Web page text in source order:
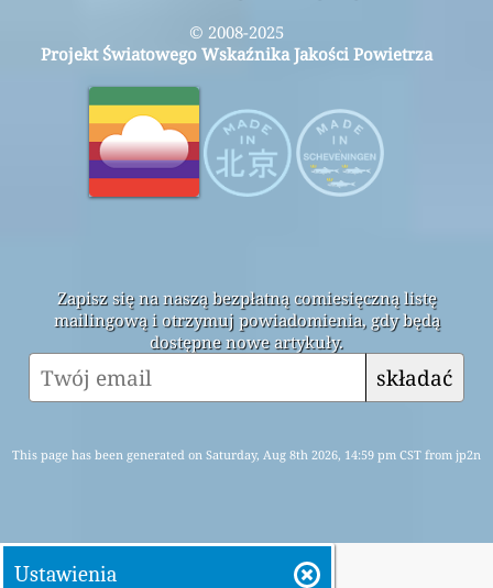
© 2008-2025
Projekt Światowego Wskaźnika Jakości Powietrza
Zapisz się na naszą bezpłatną comiesięczną listę
mailingową i otrzymuj powiadomienia, gdy będą
dostępne nowe artykuły.
składać
This page has been generated on Saturday, Aug 8th 2026, 14:59 pm CST from jp2n
Ustawienia